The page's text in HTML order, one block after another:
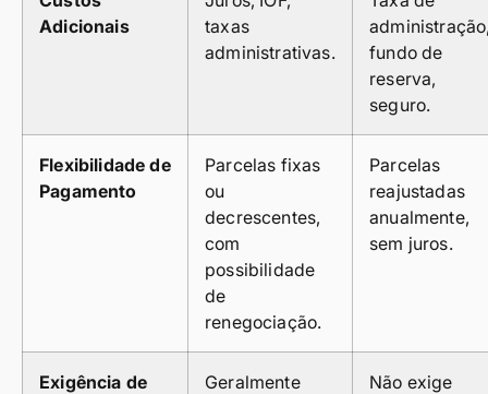
Adicionais
taxas
administrativas.
fundo de
reserva,
seguro.
Flexibilidade de
Pagamento
Parcelas fixas
ou
decrescentes,
com
possibilidade
de
renegociação.
Parcelas
reajustadas
anualmente,
sem juros.
Exigência de
Geralmente
Não exige